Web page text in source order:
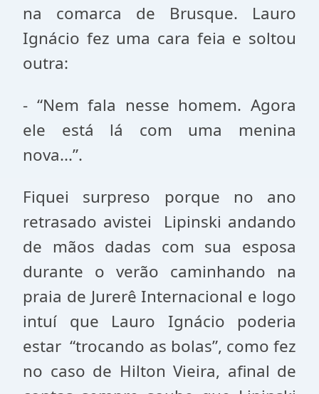
na comarca de Brusque. Lauro
Ignácio fez uma cara feia e soltou
outra:
- “Nem fala nesse homem. Agora
ele está lá com uma menina
nova...”.
Fiquei surpreso porque no ano
retrasado avistei Lipinski andando
de mãos dadas com sua esposa
durante o verão caminhando na
praia de Jurerê Internacional e logo
intuí que Lauro Ignácio poderia
estar “trocando as bolas”, como fez
no caso de Hilton Vieira, afinal de